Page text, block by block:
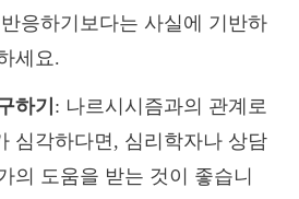
응하기보다는 사실에 기반하
세요.
하기 : 나르시시즘과의 관계로
심각하다면, 심리학자나 상담
의 도움을 받는 것이 좋습니